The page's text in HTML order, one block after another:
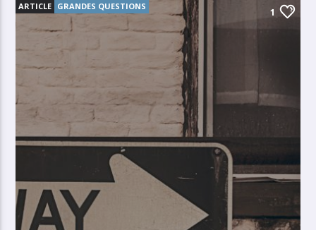
ARTICLE GRANDES QUESTIONS 1